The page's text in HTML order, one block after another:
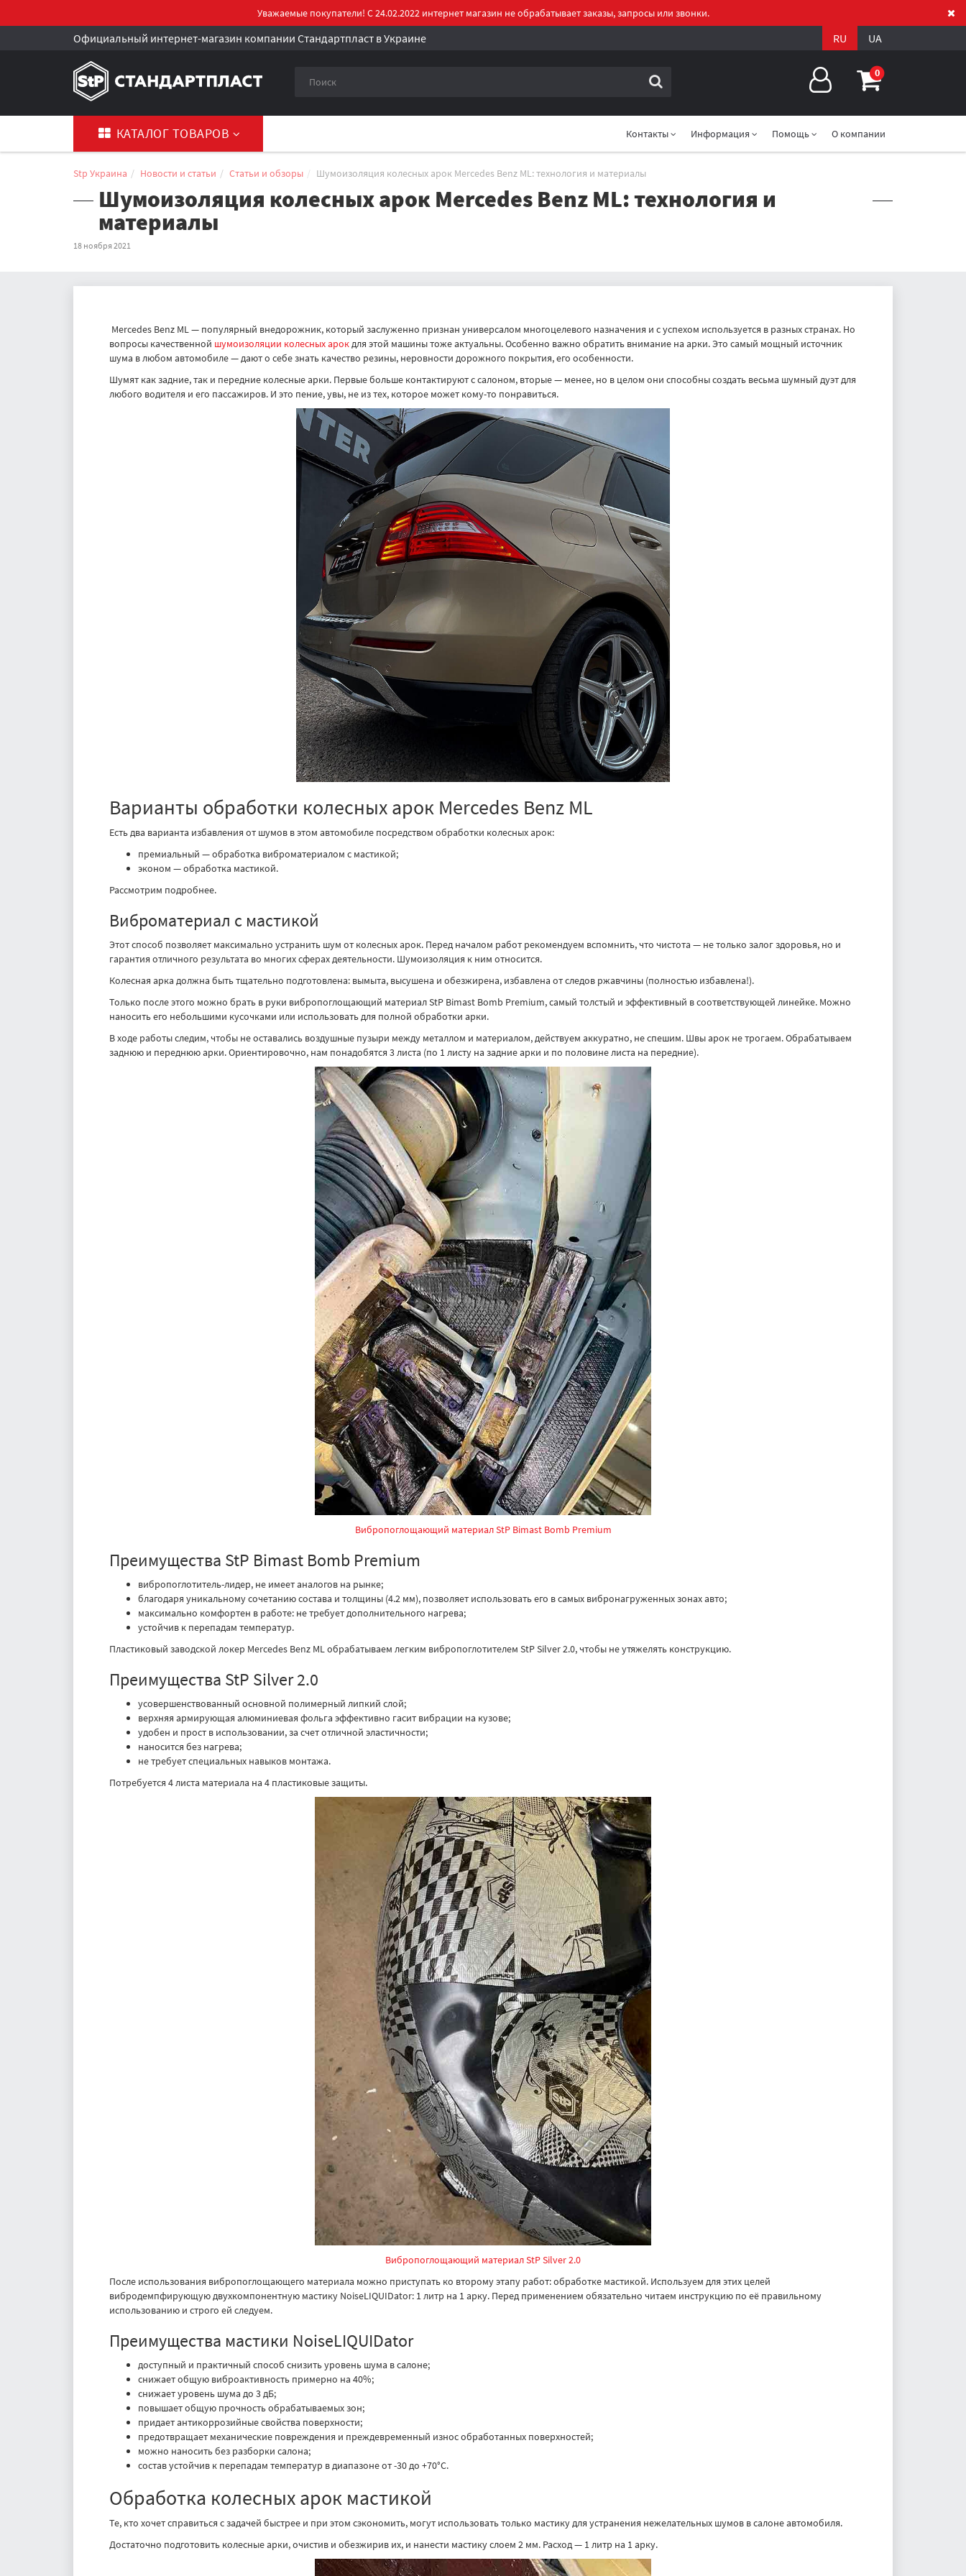
Уважаемые покупатели! С 24.02.2022 интернет магазин не обрабатывает заказы, запросы или звонки.
Официальный интернет-магазин компании Стандартпласт в Украине RU UA
0
КАТАЛОГ ТОВАРОВ Контакты Информация Помощь О компании
Stp Украина Новости и статьи Статьи и обзоры Шумоизоляция колесных арок Mercedes Benz ML: технология и материалы
Шумоизоляция колесных арок Mercedes Benz ML: технология и
материалы
18 ноября 2021
Mercedes Benz ML — популярный внедорожник, который заслуженно признан универсалом многоцелевого назначения и с успехом используется в разных странах. Но
вопросы качественной шумоизоляции колесных арокдля этой машины тоже актуальны. Особенно важно обратить внимание на арки. Это самый мощный источник
шума в любом автомобиле — дают о себе знать качество резины, неровности дорожного покрытия, его особенности.
Шумят как задние, так и передние колесные арки. Первые больше контактируют с салоном, вторые — менее, но в целом они способны создать весьма шумный дуэт для
любого водителя и его пассажиров. И это пение, увы, не из тех, которое может кому-то понравиться.
Варианты обработки колесных арок Mercedes Benz ML
Есть два варианта избавления от шумов в этом автомобиле посредством обработки колесных арок:
премиальный — обработка виброматериалом с мастикой;
эконом — обработка мастикой.
Рассмотрим подробнее.
Виброматериал с мастикой
Этот способ позволяет максимально устранить шум от колесных арок. Перед началом работ рекомендуем вспомнить, что чистота — не только залог здоровья, но и
гарантия отличного результата во многих сферах деятельности. Шумоизоляция к ним относится.
Колесная арка должна быть тщательно подготовлена: вымыта, высушена и обезжирена, избавлена от следов ржавчины (полностью избавлена!).
Только после этого можно брать в руки вибропоглощающий материал StP Bimast Bomb Premium, самый толстый и эффективный в соответствующей линейке. Можно
наносить его небольшими кусочками или использовать для полной обработки арки.
В ходе работы следим, чтобы не оставались воздушные пузыри между металлом и материалом, действуем аккуратно, не спешим. Швы арок не трогаем. Обрабатываем
заднюю и переднюю арки. Ориентировочно, нам понадобятся 3 листа (по 1 листу на задние арки и по половине листа на передние).
Вибропоглощающий материал StP Bimast Bomb Premium
Преимущества StP Bimast Bomb Premium
вибропоглотитель-лидер, не имеет аналогов на рынке;
благодаря уникальному сочетанию состава и толщины (4.2 мм), позволяет использовать его в самых вибронагруженных зонах авто;
максимально комфортен в работе: не требует дополнительного нагрева;
устойчив к перепадам температур.
Пластиковый заводской локер Mercedes Benz ML обрабатываем легким вибропоглотителем StP Silver 2.0, чтобы не утяжелять конструкцию.
Преимущества StP Silver 2.0
усовершенствованный основной полимерный липкий слой;
верхняя армирующая алюминиевая фольга эффективно гасит вибрации на кузове;
удобен и прост в использовании, за счет отличной эластичности;
наносится без нагрева;
не требует специальных навыков монтажа.
Потребуется 4 листа материала на 4 пластиковые защиты.
Вибропоглощающий материал StP Silver 2.0
После использования вибропоглощающего материала можно приступать ко второму этапу работ: обработке мастикой. Используем для этих целей
вибродемпфирующую двухкомпонентную мастику NoiseLIQUIDator: 1 литр на 1 арку. Перед применением обязательно читаем инструкцию по её правильному
использованию и строго ей следуем.
Преимущества мастики NoiseLIQUIDator
доступный и практичный способ снизить уровень шума в салоне;
снижает общую виброактивность примерно на 40%;
снижает уровень шума до 3 дБ;
повышает общую прочность обрабатываемых зон;
придает антикоррозийные свойства поверхности;
предотвращает механические повреждения и преждевременный износ обработанных поверхностей;
можно наносить без разборки салона;
состав устойчив к перепадам температур в диапазоне от -30 до +70°C.
Обработка колесных арок мастикой
Те, кто хочет справиться с задачей быстрее и при этом сэкономить, могут использовать только мастику для устранения нежелательных шумов в салоне автомобиля.
Достаточно подготовить колесные арки, очистив и обезжирив их, и нанести мастику слоем 2 мм. Расход — 1 литр на 1 арку.